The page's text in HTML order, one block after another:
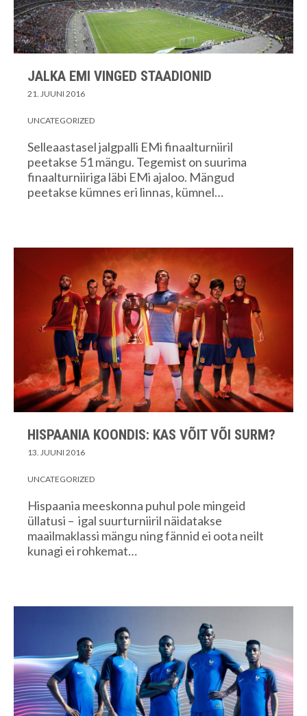
JALKA EMI VINGED STAADIONID
21. JUUNI 2016
UNCATEGORIZED
Selleaastasel jalgpalli EMi finaalturniiril
peetakse 51 mängu. Tegemist on suurima
finaalturniiriga läbi EMi ajaloo. Mängud
peetakse kümnes eri linnas, kümnel…
HISPAANIA KOONDIS: KAS VÕIT VÕI SURM?
13. JUUNI 2016
UNCATEGORIZED
Hispaania meeskonna puhul pole mingeid
üllatusi – igal suurturniiril näidatakse
maailmaklassi mängu ning fännid ei oota neilt
kunagi ei rohkemat…